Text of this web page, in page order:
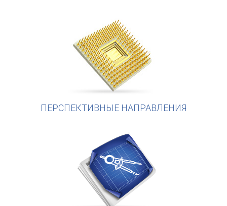
ПЕРСПЕКТИВНЫЕ НАПРАВЛЕНИЯ